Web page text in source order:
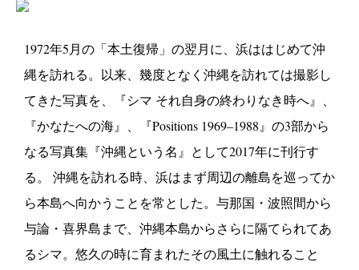
1972年5月の「本土復帰」の翌月に、浜ははじめて沖
縄を訪れる。以来、幾度となく沖縄を訪れては撮影し
てきた写真を、『シマ それ自身の終わりなき時へ』、
『かなたへの海』、『Positions 1969–1988』の3部から
なる写真集『沖縄という名』として2017年に刊行す
る。 沖縄を訪れる時、浜はまず周辺の離島を巡ってか
ら本島へ向かうことを常とした。与那国・波照間から
与論・喜界島まで、沖縄本島からさらに隔てられてあ
るシマ。悠久の時に育まれたその風土に触れること